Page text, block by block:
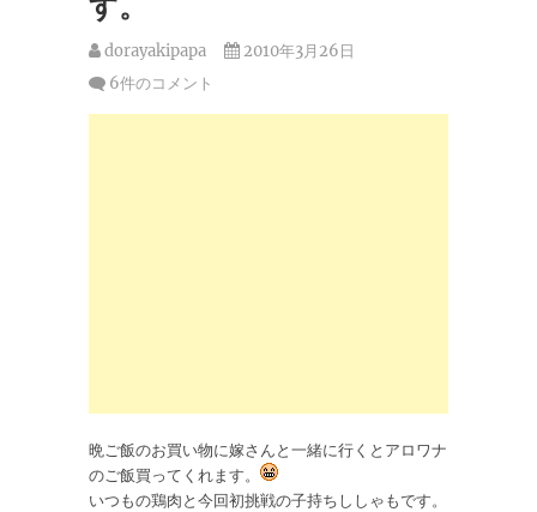
dorayakipapa
2010年3月26日
6件のコメント
晩ご飯のお買い物に嫁さんと一緒に行くとアロワナ
のご飯買ってくれます。
いつもの鶏肉と今回初挑戦の子持ちししゃもです。